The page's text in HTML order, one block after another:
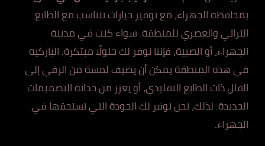
بمحافظة الجهراء، مع توفير خيارات تتناسب مع الطابع
التراثي والعصري للمنطقة. سواء كنت في مدينة
الجهراء، أو الصبية، فإننا نوفر لك حلولًا مبتكرة. الباركيه
في هذه المنطقة يمكن أن يضيف لمسة من الرقي إلى
الفلل ذات الطابع التقليدي، أو يعزز من حداثة التصميمات
الجديدة. لذلك، نحن نوفر لك الجودة التي تستحقها في
الجهراء.